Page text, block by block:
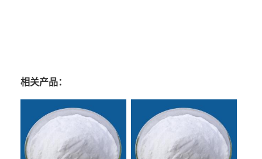
相关产品：